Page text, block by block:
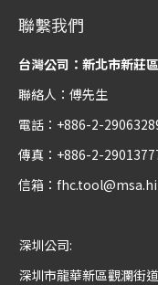
聯繫我們
台灣公司：新北市新莊
聯絡人：傅先生
電話：+886-2-
傳真：+886-2-
信箱：
深圳公司:
深圳市龍華新區觀瀾街